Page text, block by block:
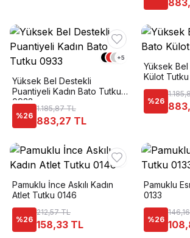
+5
Yüksek Bel Destekli
Puantiyeli Kadın Bato Tutku
0933
%26
1.185,87 TL
883,27 TL
Yüksek Bel
Külot
%26
Pamuklu İnce Askılı Kadın
Atlet Tutku 0146
%26
212,57 TL
158,33 TL
Pamuklu
0133
%26